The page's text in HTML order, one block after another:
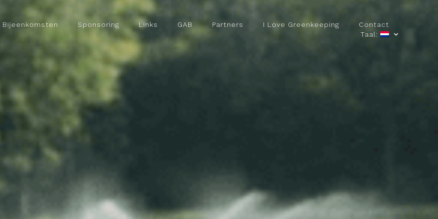
Bijeenkomsten Sponsoring Links GAB Partners I Love Greenkeeping
Contact
Taal: